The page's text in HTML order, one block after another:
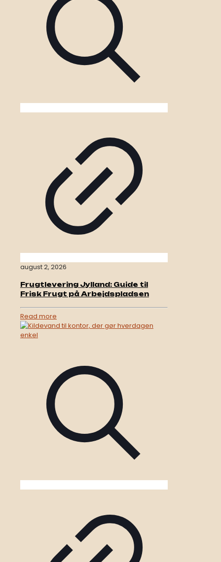
august 2, 2026
Frugtlevering Jylland: Guide til
Frisk Frugt på Arbejdspladsen
Read more